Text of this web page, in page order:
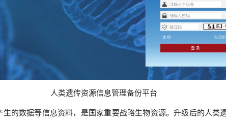
人类遗传资源信息管理备份平台
的数据等信息资料，是国家重要战略生物资源。升级后的人类